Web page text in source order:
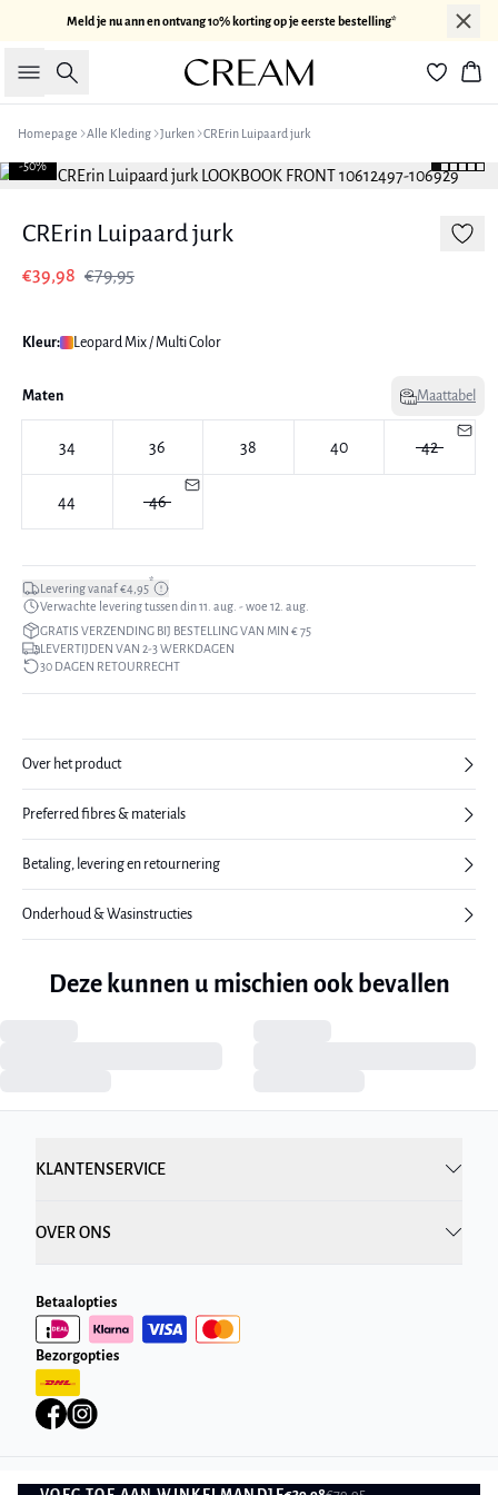
Meld je nu ann en ontvang 10% korting op je eerste bestelling*
Zoeken
Homepage Alle Kleding Jurken CRErin Luipaard jurk
-50%
CRErin Luipaard jurk
€39,98 €79,95
Kleur: Leopard Mix / Multi Color
Maten Maattabel
34 36 38 40 42
44 46
Levering vanaf €4,95*
Verwachte levering tussen din 11. aug. - woe 12. aug.
GRATIS VERZENDING BIJ BESTELLING VAN MIN € 75
LEVERTIJDEN VAN 2-3 WERKDAGEN
30 DAGEN RETOURRECHT
Over het product
Preferred fibres & materials
Betaling, levering en retournering
Onderhoud & Wasinstructies
Deze kunnen u mischien ook bevallen
KLANTENSERVICE
OVER ONS
Betaalopties
Bezorgopties